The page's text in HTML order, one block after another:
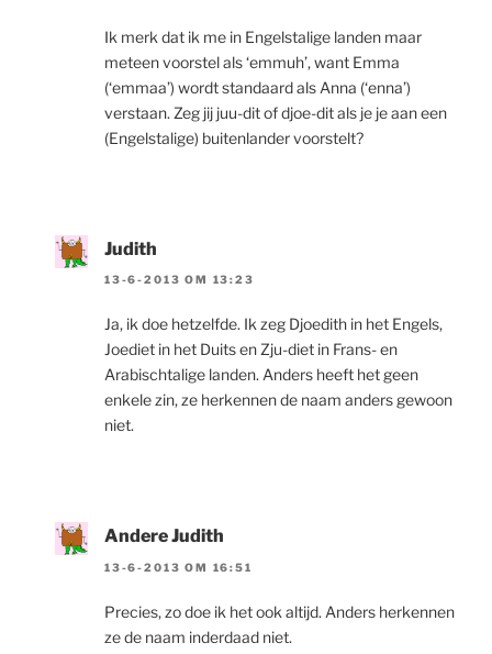
Ik merk dat ik me in Engelstalige landen maar
meteen voorstel als ‘emmuh’, want Emma
(‘emmaa’) wordt standaard als Anna (‘enna’)
verstaan. Zeg jij juu-dit of djoe-dit als je je aan een
(Engelstalige) buitenlander voorstelt?
Judith
13-6-2013 OM 13:23
Ja, ik doe hetzelfde. Ik zeg Djoedith in het Engels,
Joediet in het Duits en Zju-diet in Frans- en
Arabischtalige landen. Anders heeft het geen
enkele zin, ze herkennen de naam anders gewoon
niet.
Andere Judith
13-6-2013 OM 16:51
Precies, zo doe ik het ook altijd. Anders herkennen
ze de naam inderdaad niet.